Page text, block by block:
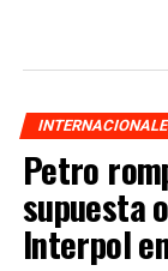
Petro
supuesta
Interpol